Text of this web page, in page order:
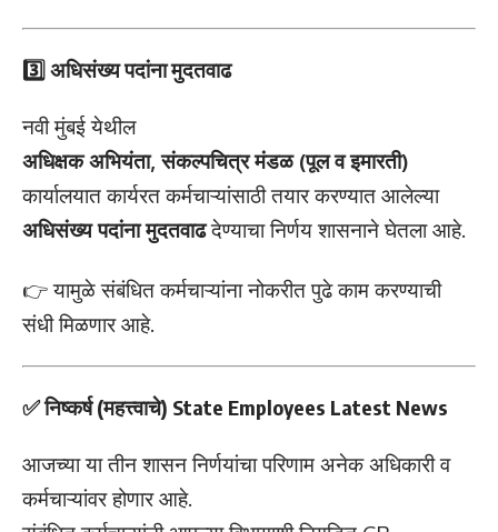
3️⃣ अधिसंख्य पदांना मुदतवाढ
नवी मुंबई येथील
अधिक्षक अभियंता, संकल्पचित्र मंडळ (पूल व इमारती)
कार्यालयात कार्यरत कर्मचाऱ्यांसाठी तयार करण्यात आलेल्या
अधिसंख्य पदांना मुदतवाढदेण्याचा निर्णय शासनाने घेतला आहे.
👉 यामुळे संबंधित कर्मचाऱ्यांना नोकरीत पुढे काम करण्याची
संधी मिळणार आहे.
✅ निष्कर्ष (महत्त्वाचे) State Employees Latest News
आजच्या या तीन शासन निर्णयांचा परिणाम अनेक अधिकारी व
कर्मचाऱ्यांवर होणार आहे.